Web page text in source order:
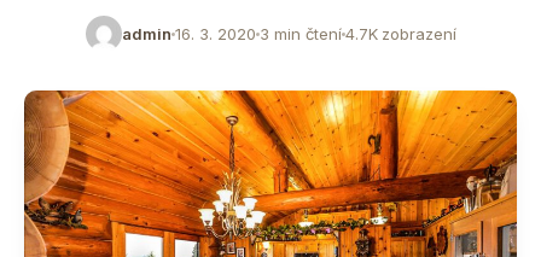
admin 16. 3. 2020 3 min čtení4.7K zobrazení